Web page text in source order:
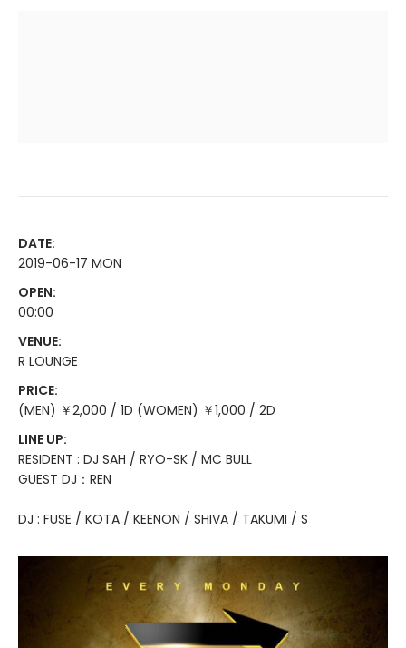
DATE:
2019-06-17 MON
OPEN:
00:00
VENUE:
R LOUNGE
PRICE:
(MEN) ￥2,000 / 1D (WOMEN) ￥1,000 / 2D
LINE UP:
RESIDENT : DJ SAH / RYO-SK / MC BULL
GUEST DJ：REN
DJ : FUSE / KOTA / KEENON / SHIVA / TAKUMI / S